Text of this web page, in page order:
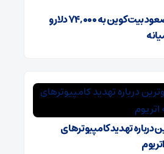
نوسانات شدید بازار: صعود بیت کوین به ۷۴,۰۰۰ دلار و
درباره تهدید کامپیوترهای